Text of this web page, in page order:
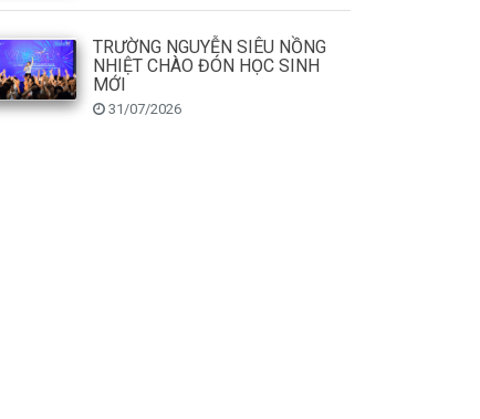
TRƯỜNG NGUYỄN SIÊU NỒNG
NHIỆT CHÀO ĐÓN HỌC SINH
MỚI
31/07/2026